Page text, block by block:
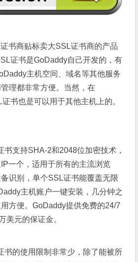
书商贴标卖大SSL证书商的产品
证书是GoDaddy自己开发的，有
主机空间、域名等其他服务
理都非常方便。当然，在
书也是可以用于其他主机上的。
书支持SHA-2和2048位加密技术，
一个，适用于所有的主流浏览
识别，单个SSL证书能覆盖无限
主机账户一键安装，几分钟之
方便。GoDaddy提供免费的24/7
美元的保证金。
书的使用限制非常少，除了能被所